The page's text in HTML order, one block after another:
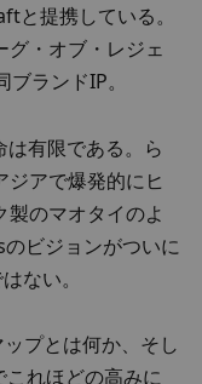
提携している。
グ・オブ・レジェ
ランドIP。
は有限である。ら
アで爆発的にヒ
製のマオタイのよ
ビジョンがついに
ない。
プとは何か、そし
れほどの高みに